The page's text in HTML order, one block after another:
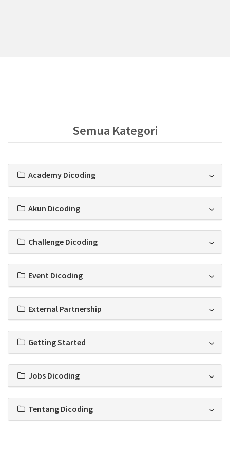
Semua Kategori
Academy Dicoding
Akun Dicoding
Challenge Dicoding
Event Dicoding
External Partnership
Getting Started
Jobs Dicoding
Tentang Dicoding